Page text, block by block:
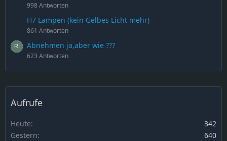
998 Antworten
H7 Lampen (kein Gelbes Licht mehr)
861 Antworten
Abnehmen ja,aber wie ???
623 Antworten
Aufrufe
Heute
342
Gestern
640